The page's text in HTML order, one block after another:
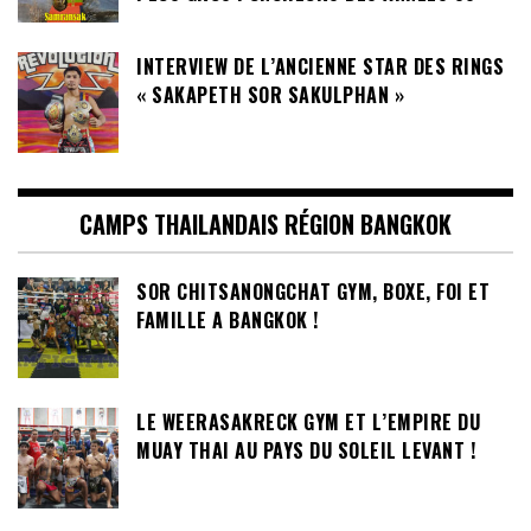
INTERVIEW DE L’ANCIENNE STAR DES RINGS
« SAKAPETH SOR SAKULPHAN »
CAMPS THAILANDAIS RÉGION BANGKOK
SOR CHITSANONGCHAT GYM, BOXE, FOI ET
FAMILLE A BANGKOK !
LE WEERASAKRECK GYM ET L’EMPIRE DU
MUAY THAI AU PAYS DU SOLEIL LEVANT !